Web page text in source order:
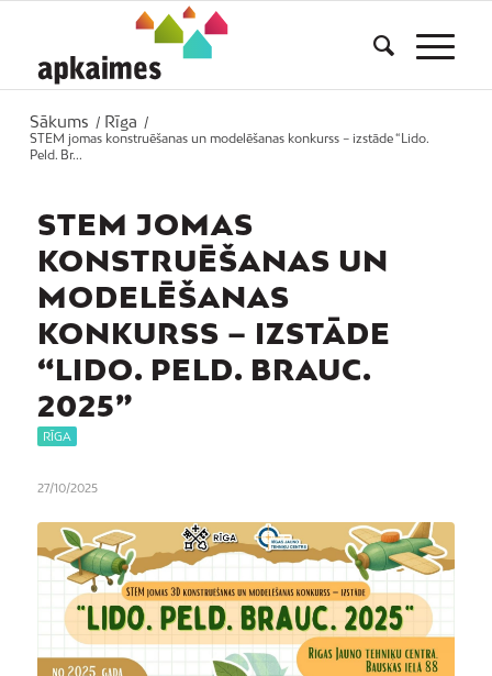
Sākums / Rīga
/
STEM jomas konstruēšanas un modelēšanas konkurss – izstāde “Lido.
Peld. Br...
STEM JOMAS
KONSTRUĒŠANAS UN
MODELĒŠANAS
KONKURSS – IZSTĀDE
“LIDO. PELD. BRAUC.
2025”
RĪGA
27/10/2025